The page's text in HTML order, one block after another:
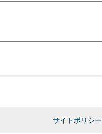
サイトポリシー